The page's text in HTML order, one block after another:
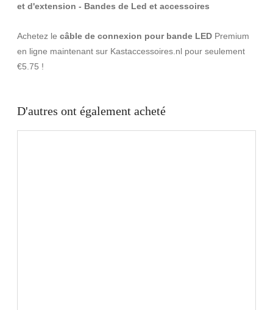
et d'extension - Bandes de Led et accessoires
Achetez le câble de connexion pour bande LED Premium
en ligne maintenant sur Kastaccessoires.nl pour seulement
€5.75 !
D'autres ont également acheté